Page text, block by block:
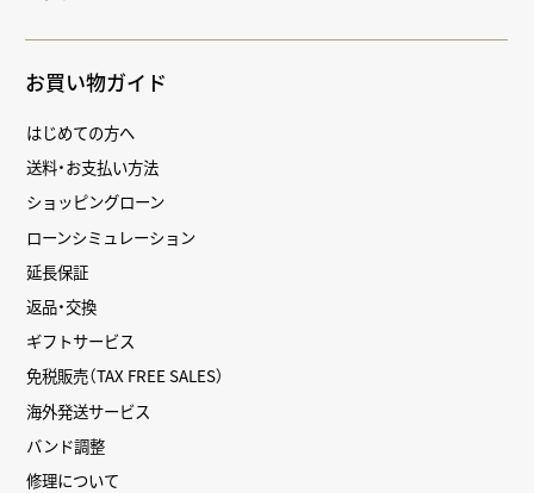
お買い物ガイド
はじめての方へ
送料・お支払い方法
ショッピングローン
ローンシミュレーション
延長保証
返品・交換
ギフトサービス
免税販売（TAX FREE SALES）
海外発送サービス
バンド調整
修理について